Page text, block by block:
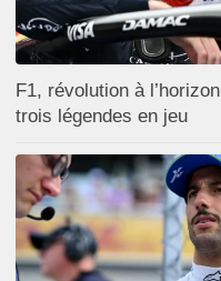
F1, révolution à
trois légendes en jeu